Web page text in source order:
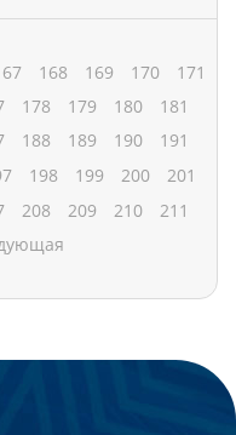
168 169 170
171
178 179 180
181
188 189 190
191
198 199 200
201
208 209 210
211